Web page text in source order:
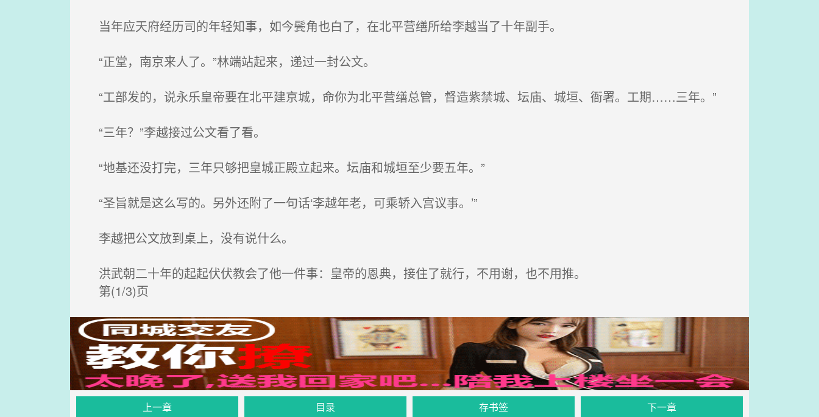
当年应天府经历司的年轻知事，如今鬓角也白了，在北平营缮所给李越当了十年副手。
“正堂，南京来人了。”林端站起来，递过一封公文。
“工部发的，说永乐皇帝要在北平建京城，命你为北平营缮总管，督造紫禁城、坛庙、城垣、衙署。工期……三年。”
“三年？”李越接过公文看了看。
“地基还没打完，三年只够把皇城正殿立起来。坛庙和城垣至少要五年。”
“圣旨就是这么写的。另外还附了一句话‘李越年老，可乘轿入宫议事。’”
李越把公文放到桌上，没有说什么。
洪武朝二十年的起起伏伏教会了他一件事：皇帝的恩典，接住了就行，不用谢，也不用推。
第(1/3)页
上一章 目录 存书签 下一章